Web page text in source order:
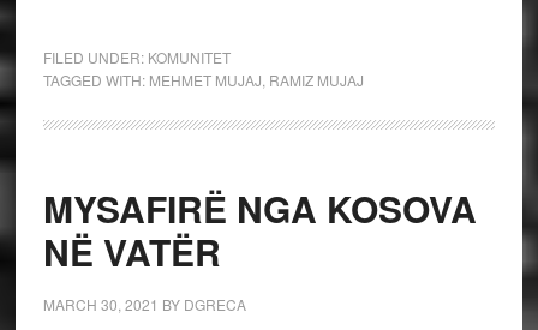
FILED UNDER: KOMUNITET
TAGGED WITH: MEHMET MUJAJ RAMIZ MUJAJ
MYSAFIRË NGA KOSOVA
NË VATËR
MARCH 30, 2021 BY DGRECA